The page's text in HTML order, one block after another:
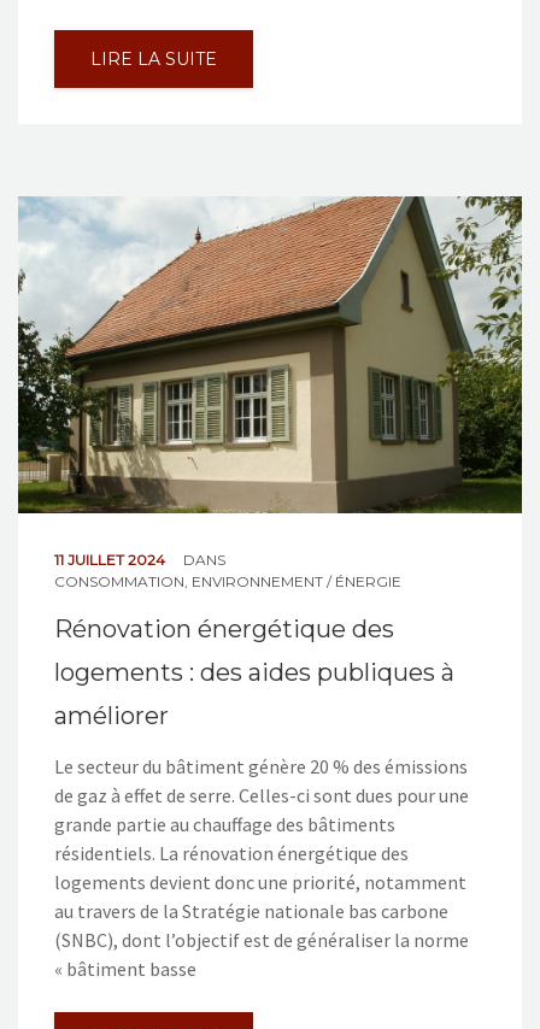
LIRE LA SUITE
11 JUILLET 2024
DANS
CONSOMMATION, ENVIRONNEMENT / ÉNERGIE
Rénovation énergétique des
logements : des aides publiques à
améliorer
Le secteur du bâtiment génère 20 % des émissions
de gaz à effet de serre. Celles-ci sont dues pour une
grande partie au chauffage des bâtiments
résidentiels. La rénovation énergétique des
logements devient donc une priorité, notamment
au travers de la Stratégie nationale bas carbone
(SNBC), dont l’objectif est de généraliser la norme
« bâtiment basse